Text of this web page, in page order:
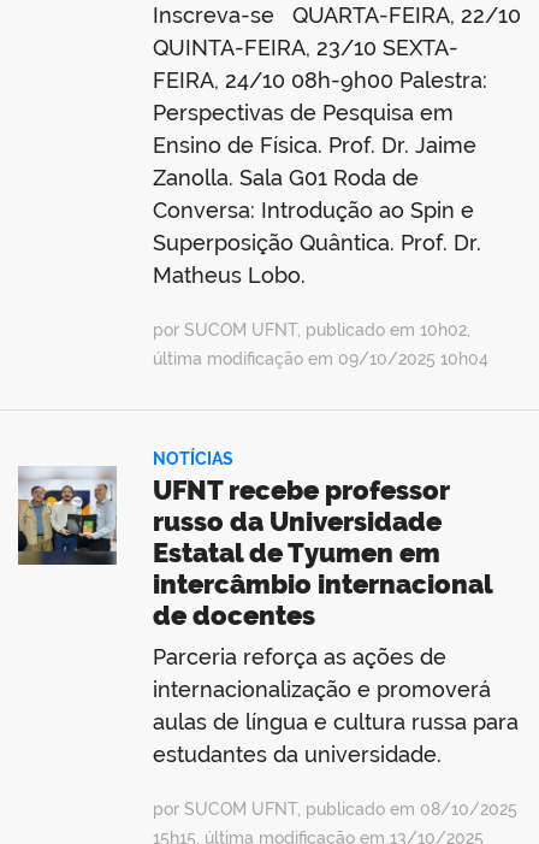
Inscreva-se QUARTA-FEIRA, 22/10
QUINTA-FEIRA, 23/10 SEXTA-
FEIRA, 24/10 08h-9h00 Palestra:
Perspectivas de Pesquisa em
Ensino de Física. Prof. Dr. Jaime
Zanolla. Sala G01 Roda de
Conversa: Introdução ao Spin e
Superposição Quântica. Prof. Dr.
Matheus Lobo.
por SUCOM UFNT, publicado em 10h02,
última modificação em 09/10/2025 10h04
NOTÍCIAS
UFNT recebe professor
russo da Universidade
Estatal de Tyumen em
intercâmbio internacional
de docentes
Parceria reforça as ações de
internacionalização e promoverá
aulas de língua e cultura russa para
estudantes da universidade.
por SUCOM UFNT, publicado em 08/10/2025
15h15, última modificação em 13/10/2025